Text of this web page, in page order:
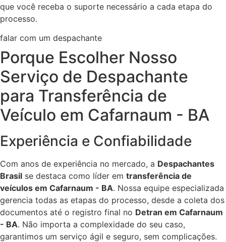
que você receba o suporte necessário a cada etapa do
processo.
falar com um despachante
Porque Escolher Nosso
Serviço de Despachante
para Transferência de
Veículo em Cafarnaum - BA
Experiência e Confiabilidade
Com anos de experiência no mercado, a Despachantes
Brasil se destaca como líder em transferência de
veículos em Cafarnaum - BA. Nossa equipe especializada
gerencia todas as etapas do processo, desde a coleta dos
documentos até o registro final no Detran em Cafarnaum
- BA. Não importa a complexidade do seu caso,
garantimos um serviço ágil e seguro, sem complicações.